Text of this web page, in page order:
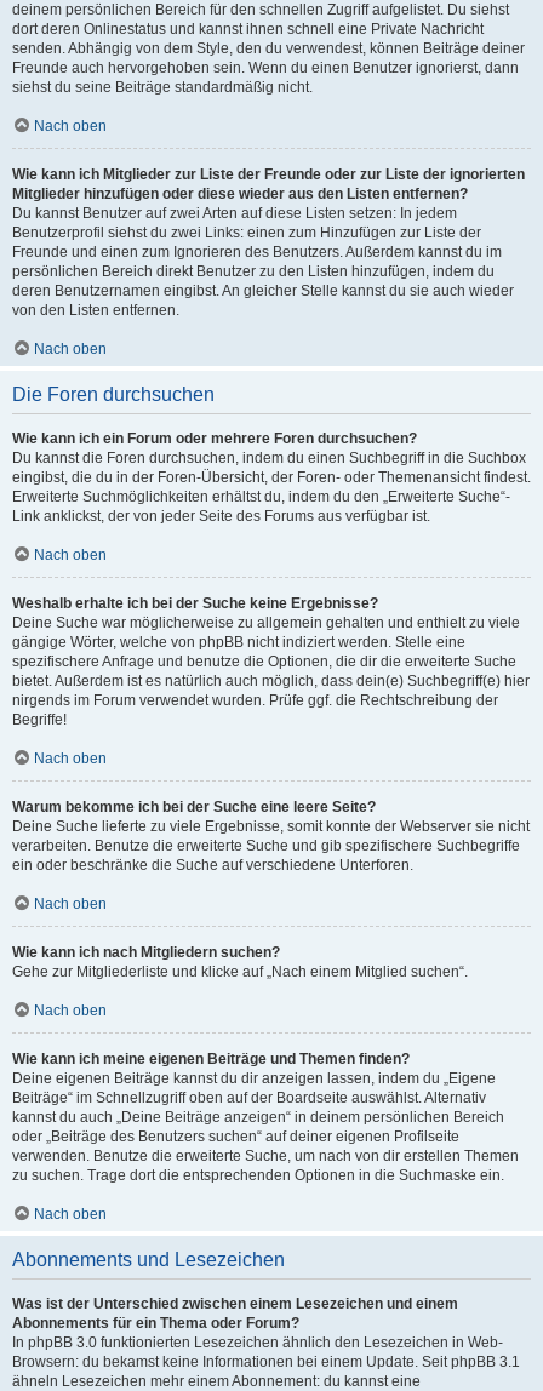
deinem persönlichen Bereich für den schnellen Zugriff aufgelistet. Du siehst
dort deren Onlinestatus und kannst ihnen schnell eine Private Nachricht
senden. Abhängig von dem Style, den du verwendest, können Beiträge deiner
Freunde auch hervorgehoben sein. Wenn du einen Benutzer ignorierst, dann
siehst du seine Beiträge standardmäßig nicht.
Nach oben
Wie kann ich Mitglieder zur Liste der Freunde oder zur Liste der ignorierten
Mitglieder hinzufügen oder diese wieder aus den Listen entfernen?
Du kannst Benutzer auf zwei Arten auf diese Listen setzen: In jedem
Benutzerprofil siehst du zwei Links: einen zum Hinzufügen zur Liste der
Freunde und einen zum Ignorieren des Benutzers. Außerdem kannst du im
persönlichen Bereich direkt Benutzer zu den Listen hinzufügen, indem du
deren Benutzernamen eingibst. An gleicher Stelle kannst du sie auch wieder
von den Listen entfernen.
Nach oben
Die Foren durchsuchen
Wie kann ich ein Forum oder mehrere Foren durchsuchen?
Du kannst die Foren durchsuchen, indem du einen Suchbegriff in die Suchbox
eingibst, die du in der Foren-Übersicht, der Foren- oder Themenansicht findest.
Erweiterte Suchmöglichkeiten erhältst du, indem du den „Erweiterte Suche“-
Link anklickst, der von jeder Seite des Forums aus verfügbar ist.
Nach oben
Weshalb erhalte ich bei der Suche keine Ergebnisse?
Deine Suche war möglicherweise zu allgemein gehalten und enthielt zu viele
gängige Wörter, welche von phpBB nicht indiziert werden. Stelle eine
spezifischere Anfrage und benutze die Optionen, die dir die erweiterte Suche
bietet. Außerdem ist es natürlich auch möglich, dass dein(e) Suchbegriff(e) hier
nirgends im Forum verwendet wurden. Prüfe ggf. die Rechtschreibung der
Begriffe!
Nach oben
Warum bekomme ich bei der Suche eine leere Seite?
Deine Suche lieferte zu viele Ergebnisse, somit konnte der Webserver sie nicht
verarbeiten. Benutze die erweiterte Suche und gib spezifischere Suchbegriffe
ein oder beschränke die Suche auf verschiedene Unterforen.
Nach oben
Wie kann ich nach Mitgliedern suchen?
Gehe zur Mitgliederliste und klicke auf „Nach einem Mitglied suchen“.
Nach oben
Wie kann ich meine eigenen Beiträge und Themen finden?
Deine eigenen Beiträge kannst du dir anzeigen lassen, indem du „Eigene
Beiträge“ im Schnellzugriff oben auf der Boardseite auswählst. Alternativ
kannst du auch „Deine Beiträge anzeigen“ in deinem persönlichen Bereich
oder „Beiträge des Benutzers suchen“ auf deiner eigenen Profilseite
verwenden. Benutze die erweiterte Suche, um nach von dir erstellen Themen
zu suchen. Trage dort die entsprechenden Optionen in die Suchmaske ein.
Nach oben
Abonnements und Lesezeichen
Was ist der Unterschied zwischen einem Lesezeichen und einem
Abonnements für ein Thema oder Forum?
In phpBB 3.0 funktionierten Lesezeichen ähnlich den Lesezeichen in Web-
Browsern: du bekamst keine Informationen bei einem Update. Seit phpBB 3.1
ähneln Lesezeichen mehr einem Abonnement: du kannst eine